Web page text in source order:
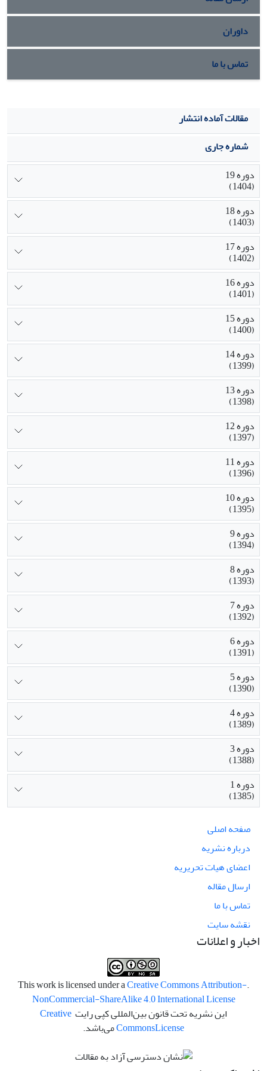
داوران
تماس با ما
مقالات آماده انتشار
شماره جاری
دوره 19
(1404)
دوره 18
(1403)
دوره 17
(1402)
دوره 16
(1401)
دوره 15
(1400)
دوره 14
(1399)
دوره 13
(1398)
دوره 12
(1397)
دوره 11
(1396)
دوره 10
(1395)
دوره 9
(1394)
دوره 8
(1393)
دوره 7
(1392)
دوره 6
(1391)
دوره 5
(1390)
دوره 4
(1389)
دوره 3
(1388)
دوره 1
(1385)
صفحه اصلی
درباره نشریه
اعضای هیات تحریریه
ارسال مقاله
تماس با ما
نقشه سایت
اخبار و اعلانات
.This work is licensed under a
Creative Commons Attribution-
NonCommercial-ShareAlike 4.0 International License
این نشریه تحت قانون بین‌المللی کپی رایت Creative
CommonsLicense می‌باشد.